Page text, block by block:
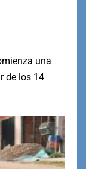
una
de los 14